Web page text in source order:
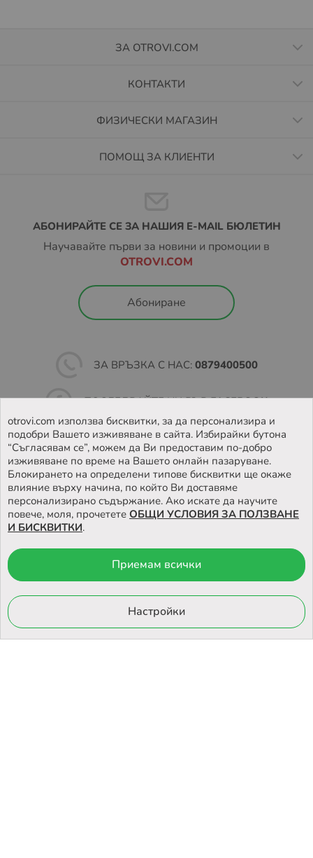
ЗА OTROVI.COM
КОНТАКТИ
ФИЗИЧЕСКИ МАГАЗИН
ПОМОЩ ЗА КЛИЕНТИ
АБОНИРАЙТЕ СЕ ЗА НАШИЯ E-MAIL БЮЛЕТИН
Научавайте първи за новини и промоции в
OTROVI.COM
Абониране
ЗА ВРЪЗКА С НАС: 0879400500
ПОСЛЕДВАЙТЕ НИ ВЪВFACEBOOK
НАМЕРЕТЕ НАШИЯТ МАГАЗИН
© 2026 Otrovi.com. Всички права запазени ™ |Карта на сайта
Онлайн магазин
otrovi.com използва бисквитки, за да персонализира и
подобри Вашето изживяване в сайта. Избирайки бутона
“Съгласявам се”, можем да Ви предоставим по-добро
изживяване по време на Вашето онлайн пазаруване.
Блокирането на определени типове бисквитки ще окаже
влияние върху начина, по който Ви доставяме
персонализирано съдържание. Ако искате да научите
повече, моля, прочетете ОБЩИ УСЛОВИЯ ЗА ПОЛЗВАНЕ
И БИСКВИТКИ.
Приемам всички
Настройки